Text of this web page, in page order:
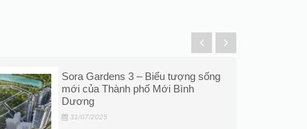
Sora Gardens 3 – Biểu tượng sống
mới của Thành phố Mới Bình
Dương
31/07/2025